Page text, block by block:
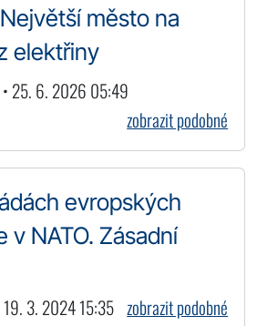
město na
elektřiny
25. 6. 2026 05:49
zobrazit podobné
evropských
v NATO. Zásadní
3. 2024 15:35 zobrazit podobné